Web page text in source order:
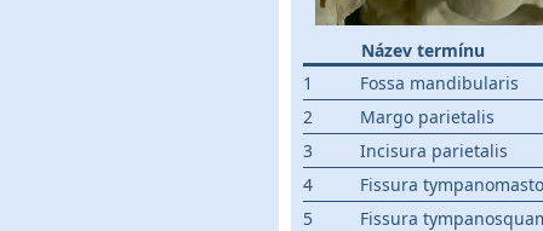
Název termínu
1
Fossa mandibularis
2
Margo parietalis
3
Incisura parietalis
4
Fissura
5
Fissura